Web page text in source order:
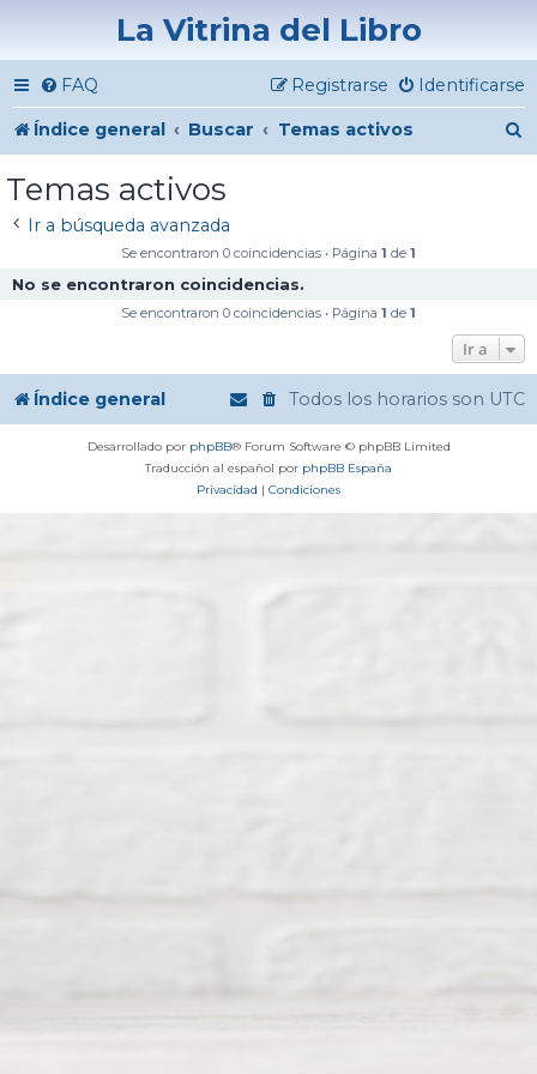
La Vitrina del Libro
FAQ Identificarse
Registrarse
Índice general Buscar Temas activos
Temas activos
Ir a búsqueda avanzada
Se encontraron 0 coincidencias • Página 1 de 1
No se encontraron coincidencias.
Se encontraron 0 coincidencias • Página 1 de 1
Ir a
Índice general Todos los horarios son UTC
Desarrollado por phpBB® Forum Software © phpBB Limited
Traducción al español por phpBB España
Privacidad | Condiciones